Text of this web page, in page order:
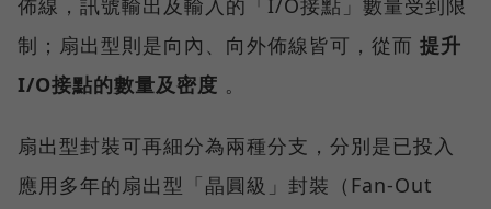
制；扇出型則是向內、向外佈線皆可，從而 提升
I/O接點的數量及密度 。
扇出型封裝可再細分為兩種分支，分別是已投入
應用多年的扇出型「晶圓級」封裝（Fan-Out